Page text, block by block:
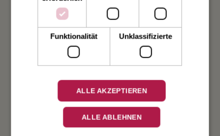
Taufe
Verlobung
Geburtstag
Funktionalität Unklassifizierte
ALLE AKZEPTIEREN
ALLE ABLEHNEN